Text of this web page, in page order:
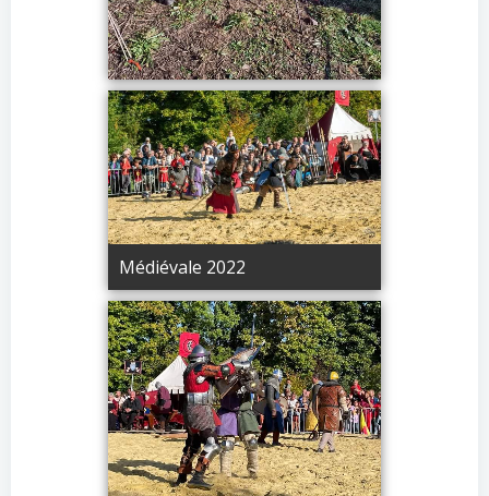
Médiévale 2022